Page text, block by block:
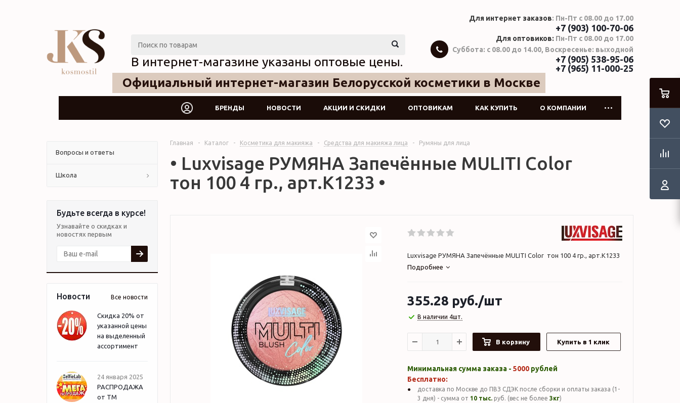
Официальный интернет-магазин Белорусской косметики в Москве
В интернет-магазине указаны оптовые цены.
Для интернет заказов: Пн-Пт с 08.00 до 17.00
+7 (903) 100-70-06
Для оптовиков: Пн-Пт с 08.00 до 17.00
Суббота: с 08.00 до 14.00, Воскресенье: выходной
+7 (905) 538-95-06
+7 (965) 11-000-25
БРЕНДЫ НОВОСТИ АКЦИИ И СКИДКИ ОПТОВИКАМ КАК КУПИТЬ О КОМПАНИИ
Вопросы и ответы
Школа
Будьте всегда в курсе!
Узнавайте о скидках и
новостях первым
Новости Все новости
Скидка 20% от
указанной цены
на выделенный
ассортимент
24 января 2025
РАСПРОДАЖА
от ТМ
Главная - Каталог - Косметика для макияжа - Средства для макияжа лица - Румяны для лица
• Luxvisage РУМЯНА Запечённые MULITI Color
тон 100 4 гр., арт.К1233 •
Luxvisage РУМЯНА Запечённые MULITI Color тон 100 4 гр., арт.К1233
Подробнее
355.28 руб./шт
В наличии 4шт.
В корзину Купить в 1 клик
Минимальная сумма заказа - 5000 рублей
Бесплатно:
доставка по Москве до ПВЗ СДЭК после сборки и оплаты заказа (1-
3 дня) - сумма от 10 тыс. руб. (вес не более 3кг)